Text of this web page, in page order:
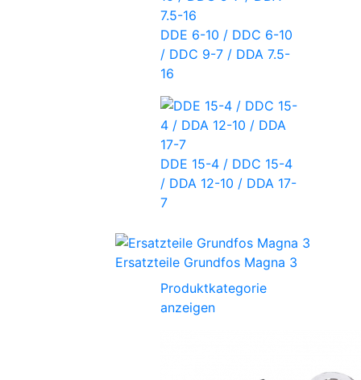
DDE 6-10 / DDC 6-10
/ DDC 9-7 / DDA 7.5-
16
DDE 15-4 / DDC 15-4
/ DDA 12-10 / DDA 17-
7
Ersatzteile Grundfos Magna 3
Produktkategorie
anzeigen